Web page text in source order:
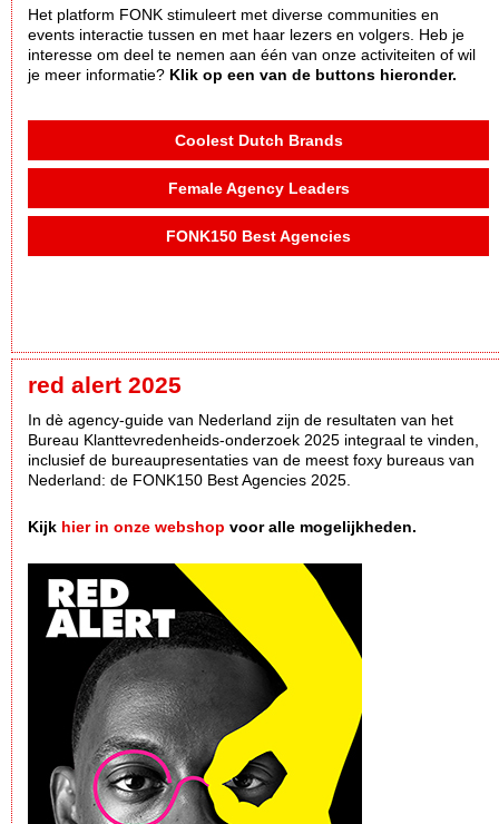
Het platform FONK stimuleert met diverse communities en
events interactie tussen en met haar lezers en volgers. Heb je
interesse om deel te nemen aan één van onze activiteiten of wil
je meer informatie? Klik op een van de buttons hieronder.
Coolest Dutch Brands
Female Agency Leaders
FONK150 Best Agencies
red alert 2025
In dè agency-guide van Nederland zijn de resultaten van het
Bureau Klanttevredenheids-onderzoek 2025 integraal te vinden,
inclusief de bureaupresentaties van de meest foxy bureaus van
Nederland: de FONK150 Best Agencies 2025.
Kijk hier in onze webshop voor alle mogelijkheden.